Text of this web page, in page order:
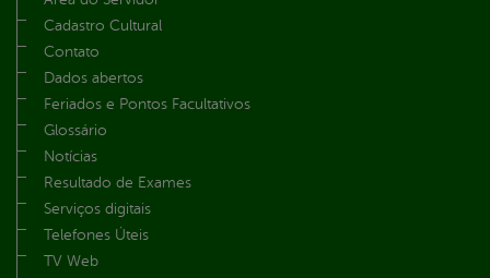
Cadastro Cultural
Contato
Dados abertos
Feriados e Pontos Facultativos
Glossário
Notícias
Resultado de Exames
Serviços digitais
Telefones Úteis
TV Web